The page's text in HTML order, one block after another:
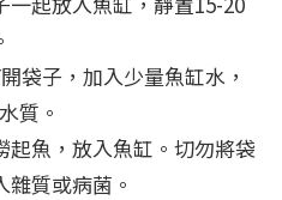
袋子，加入少量魚缸水，
質。
起魚，放入魚缸。切勿將袋
質或病菌。